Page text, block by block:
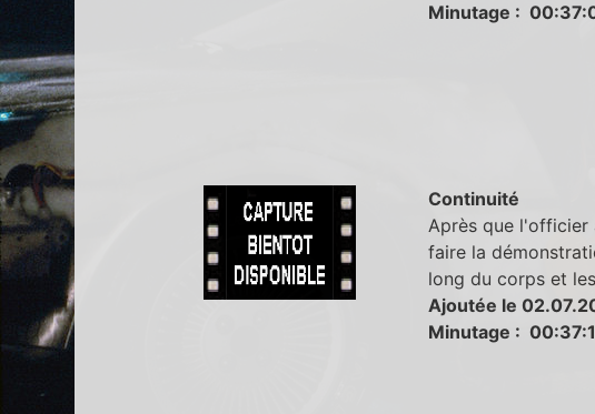
Minutage :
Continuité
Après que l'officier
faire la
long du corps et
Ajoutée le
Minutage :